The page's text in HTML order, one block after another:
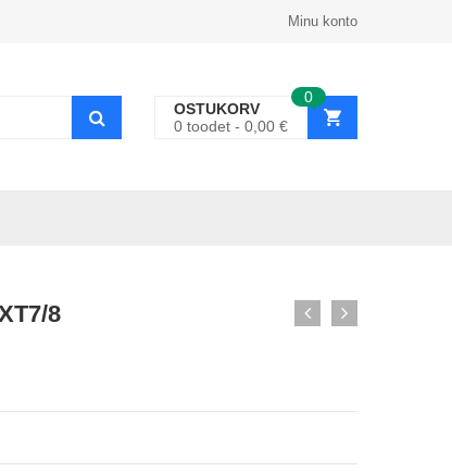
Minu konto
0
OSTUKORV
0 toodet 0,00 €
8